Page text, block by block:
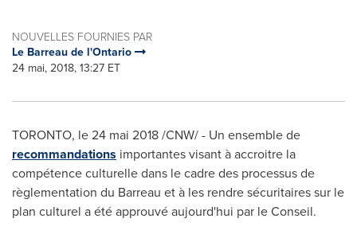
NOUVELLES FOURNIES PAR
Le Barreau de l'Ontario
24 mai, 2018, 13:27 ET
TORONTO, le 24 mai 2018 /CNW/ - Un ensemble de
recommandations importantes visant à accroitre la
compétence culturelle dans le cadre des processus de
règlementation du Barreau et à les rendre sécuritaires sur le
plan culturel a été approuvé aujourd'hui par le Conseil.